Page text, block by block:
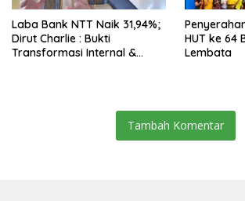
Laba Bank NTT Naik 31,94%;
Dirut Charlie : Bukti
Transformasi Internal &
HUT ke 64
Lembata
Tambah Komentar